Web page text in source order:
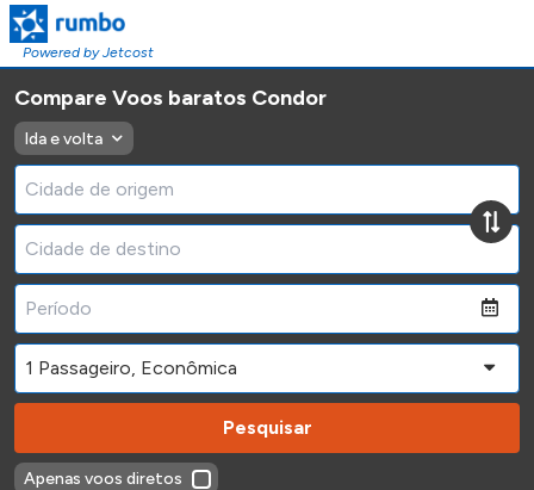
Powered by Jetcost
Compare Voos baratos Condor
Ida e volta
Pesquisar
Apenas voos diretos